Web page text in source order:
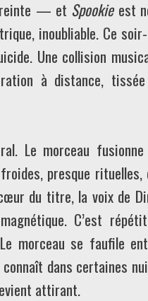
— et Spookieest
inoubliable. Ce
Une collision
à distance,
Le morceau
presque rituelles,
du titre, la voix de
C’est
morceau se faufile
dans certaines
attirant.